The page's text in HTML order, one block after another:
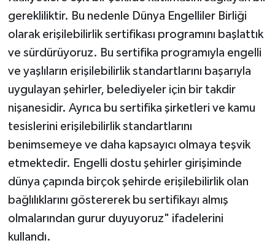
gerekliliktir. Bu nedenle Dünya Engelliler Birliği
olarak erişilebilirlik sertifikası programını başlattık
ve sürdürüyoruz. Bu sertifika programıyla engelli
ve yaşlıların erişilebilirlik standartlarını başarıyla
uygulayan şehirler, belediyeler için bir takdir
nişanesidir. Ayrıca bu sertifika şirketleri ve kamu
tesislerini erişilebilirlik standartlarını
benimsemeye ve daha kapsayıcı olmaya teşvik
etmektedir. Engelli dostu şehirler girişiminde
dünya çapında birçok şehirde erişilebilirlik olan
bağlılıklarını göstererek bu sertifikayı almış
olmalarından gurur duyuyoruz" ifadelerini
kullandı.